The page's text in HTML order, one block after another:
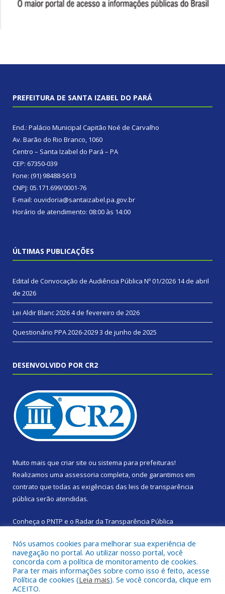
PREFEITURA DE SANTA IZABEL DO PARÁ
End.: Palácio Municipal Capitão Noé de Carvalho
Av. Barão do Rio Branco, 1060
Centro – Santa Izabel do Pará – PA
CEP: 67350-039
Fone: (91) 98488-5613
CNPJ: 05.171.699/0001-76
E-mail: ouvidoria@santaizabel.pa.gov.br
Horário de atendimento: 08:00 às 14:00
ÚLTIMAS PUBLICAÇÕES
Edital de Convocação de Audiência Pública Nº 01/2026 14 de abril
de 2026
Lei Aldir Blanc 20264 de fevereiro de 2026
Questionário PPA 2026-20293 de junho de 2025
DESENVOLVIDO POR CR2
Muito mais que criar site ou sistema para prefeituras!
Realizamos uma assessoria completa, onde garantimos em
contrato que todas as exigências das leis de transparência
pública serão atendidas.
Conheça o PNTP e o Radar da Transparência Pública
Todos os direitos reservados a Prefeitura Municipal de Santa
Izabel do Pará.
Nós usamos cookies para melhorar sua experiência de
navegação no portal. Ao utilizar nosso portal, você
concorda com a política de monitoramento de cookies.
Para ter mais informações sobre como isso é feito, acesse
Política de cookies (Leia mais). Se você concorda, clique em
ACEITO.